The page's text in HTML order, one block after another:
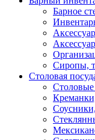
Барное
Сиропы,
Столовая